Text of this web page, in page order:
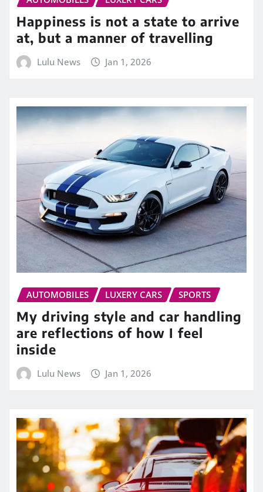
Happiness is not a state to arrive
at, but a manner of travelling
Lulu News Jan 1, 2026
AUTOMOBILES LUXERY CARS SPORTS
My driving style and car handling
are reflections of how I feel
inside
Lulu News Jan 1, 2026